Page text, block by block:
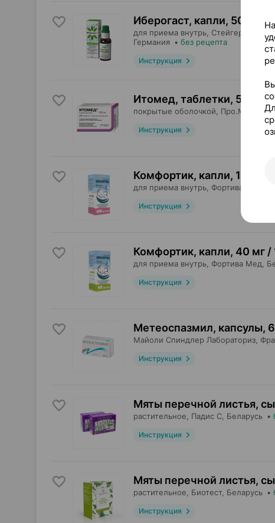
Иберогаст, капли, 50 мл ×1
для приема внутрь, Стейгервальд
Германия • без рецепта
Инструкция
Итомед, таблетки, 50 мг ×
покрытые оболочкой, Про.Мед ,
Инструкция
Комфортик, капли, 100 мг
для приема внутрь, Фортива Мед
Инструкция
Комфортик, капли, 40 мг /
для приема внутрь, Фортива Мед ,
Инструкция
Метеоспазмил, капсулы,
Майоли Спиндлер Лабораториз ,
Инструкция
Мяты перечной листья,
растительное, Падис С , Беларусь •
Инструкция
Мяты перечной листья,
растительное, Биотест, Беларусь •
Инструкция